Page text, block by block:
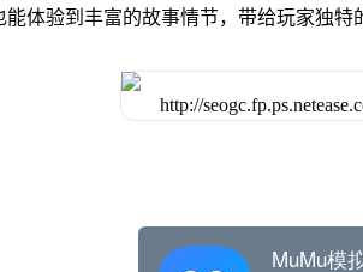
能体验到丰富的故事情节，带给玩家独特